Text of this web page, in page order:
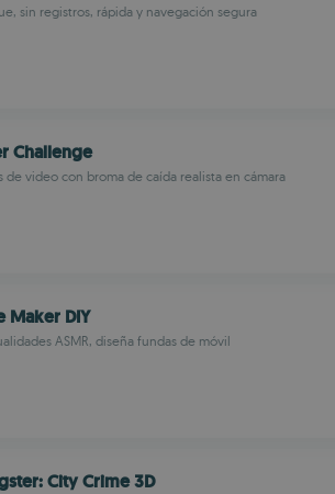
sin registros, rápida y navegación segura
Challenge
de video con broma de caída realista en cámara
Maker DIY
ASMR, diseña fundas de móvil
City Crime 3D